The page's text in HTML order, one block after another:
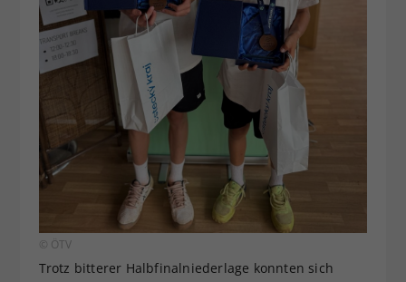
© ÖTV
Trotz bitterer Halbfinalniederlage konnten sich